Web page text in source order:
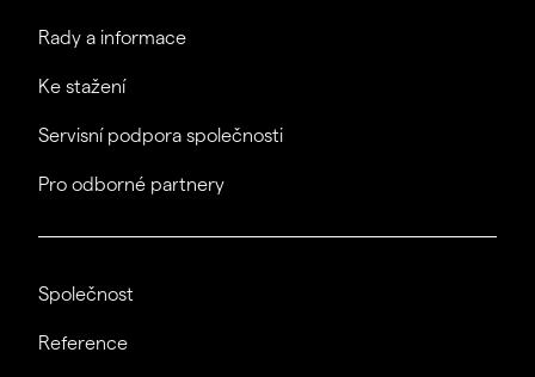
Rady a informace
Ke stažení
Servisní podpora společnosti
Pro odborné partnery
Společnost
Reference